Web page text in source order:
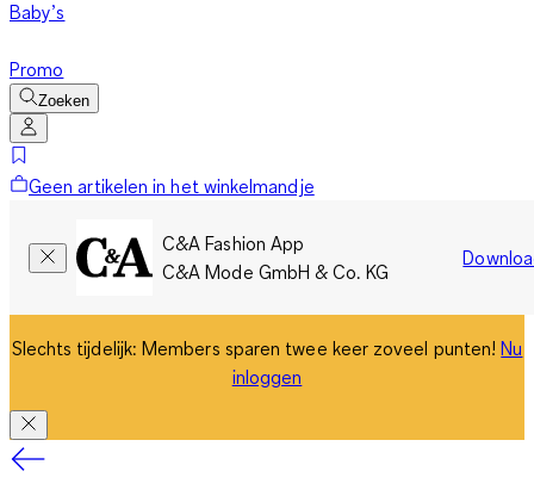
Baby’s
Promo
Zoeken
Geen artikelen in het winkelmandje
C&A Fashion App
C&A Mode GmbH & Co. KG
Slechts tijdelijk: Members sparen twee keer zoveel punten!Nu
inloggen